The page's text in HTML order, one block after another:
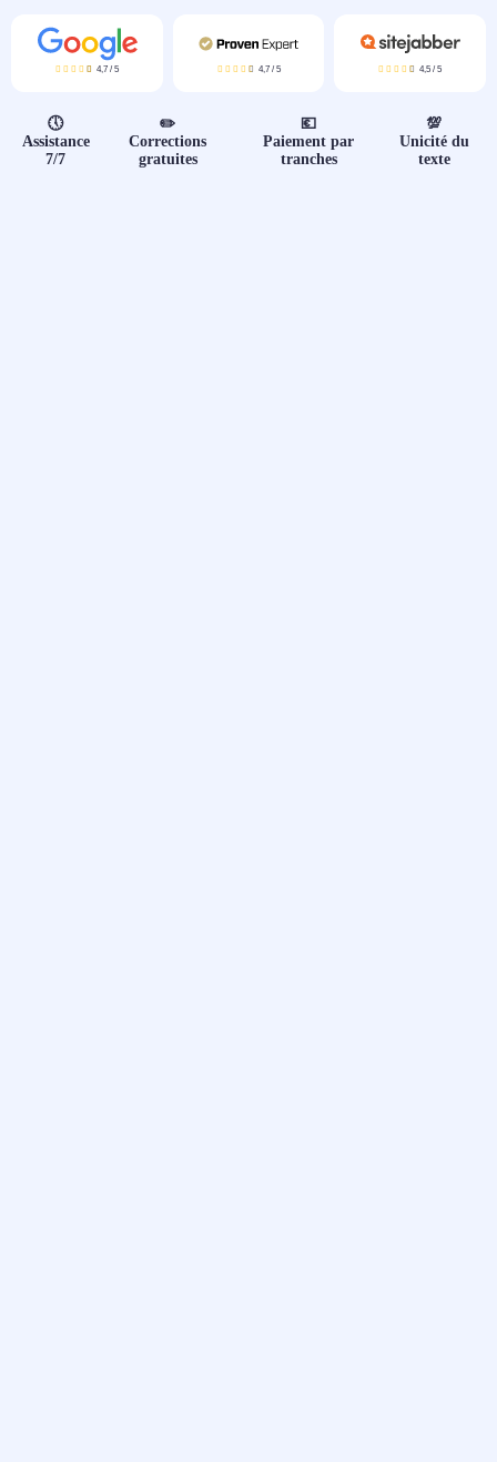
4,7 / 5 4,7/ 5 4,5 / 5
🕔
Assistance
7/7
✏️
Corrections
gratuites
💶
Paiement par
tranches
💯
Unicité du
texte